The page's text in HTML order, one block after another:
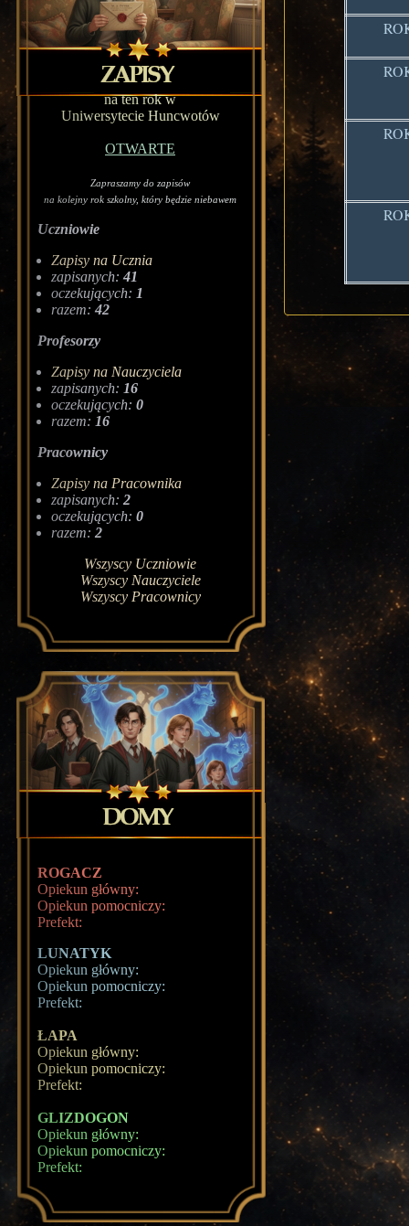
na ten rok w
Uniwersytecie Huncwotów
OTWARTE
Zapraszamy do zapisów
na kolejny rok szkolny, który będzie niebawem
Uczniowie
Zapisy na Ucznia
zapisanych: 41
oczekujących: 1
razem: 42
Profesorzy
Zapisy na Nauczyciela
zapisanych: 16
oczekujących: 0
razem: 16
Pracownicy
Zapisy na Pracownika
zapisanych: 2
oczekujących: 0
razem: 2
Wszyscy Uczniowie
Wszyscy Nauczyciele
Wszyscy Pracownicy
ROGACZ
Opiekun główny:
Opiekun pomocniczy:
Prefekt:
LUNATYK
Opiekun główny:
Opiekun pomocniczy:
Prefekt:
ŁAPA
Opiekun główny:
Opiekun pomocniczy:
Prefekt:
GLIZDOGON
Opiekun główny:
Opiekun pomocniczy:
Prefekt: